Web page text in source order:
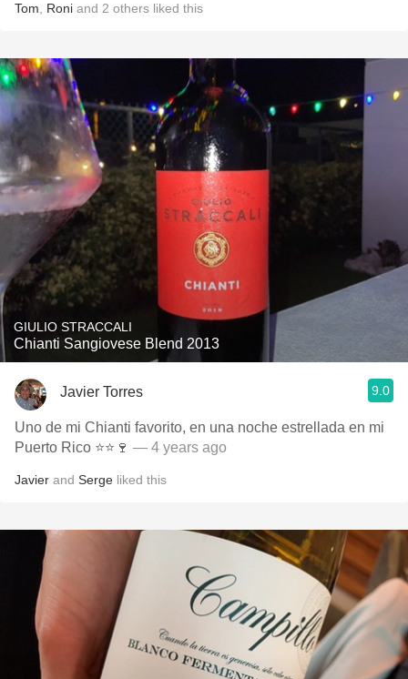
Tom Roni and 2 others liked this
GIULIO STRACCALI
Chianti Sangiovese Blend 2013
Javier Torres 9.0
Uno de mi Chianti favorito, en una noche estrellada en mi
Puerto Rico ⭐️⭐️🍷 — 4 years ago
Javier and Serge liked this